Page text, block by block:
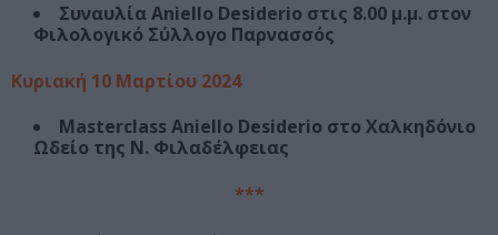
Συναυλία Aniello Desiderio στις 8.00 μ.μ. στον
Φιλολογικό Σύλλογο Παρνασσός
Κυριακή 10 Μαρτίου 2024
Masterclass Aniello Desiderio στο Χαλκηδόνιο
Ωδείο της Ν. Φιλαδέλφειας
***